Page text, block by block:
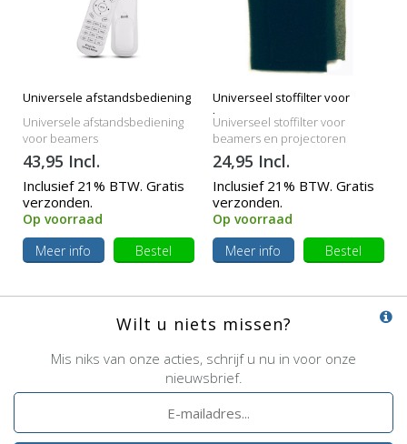
Universele afstandsbediening
Universele afstandsbediening
voor beamers
43,95 Incl.
Inclusief 21% BTW. Gratis
verzonden.
Op voorraad
Meer info
Bestel
Universeel stoffilter voor
beamers
Universeel stoffilter voor
beamers en projectoren
24,95 Incl.
Inclusief 21% BTW. Gratis
verzonden.
Op voorraad
Meer info
Bestel
Wilt u niets missen?
Mis niks van onze acties, schrijf u nu in voor onze
nieuwsbrief.